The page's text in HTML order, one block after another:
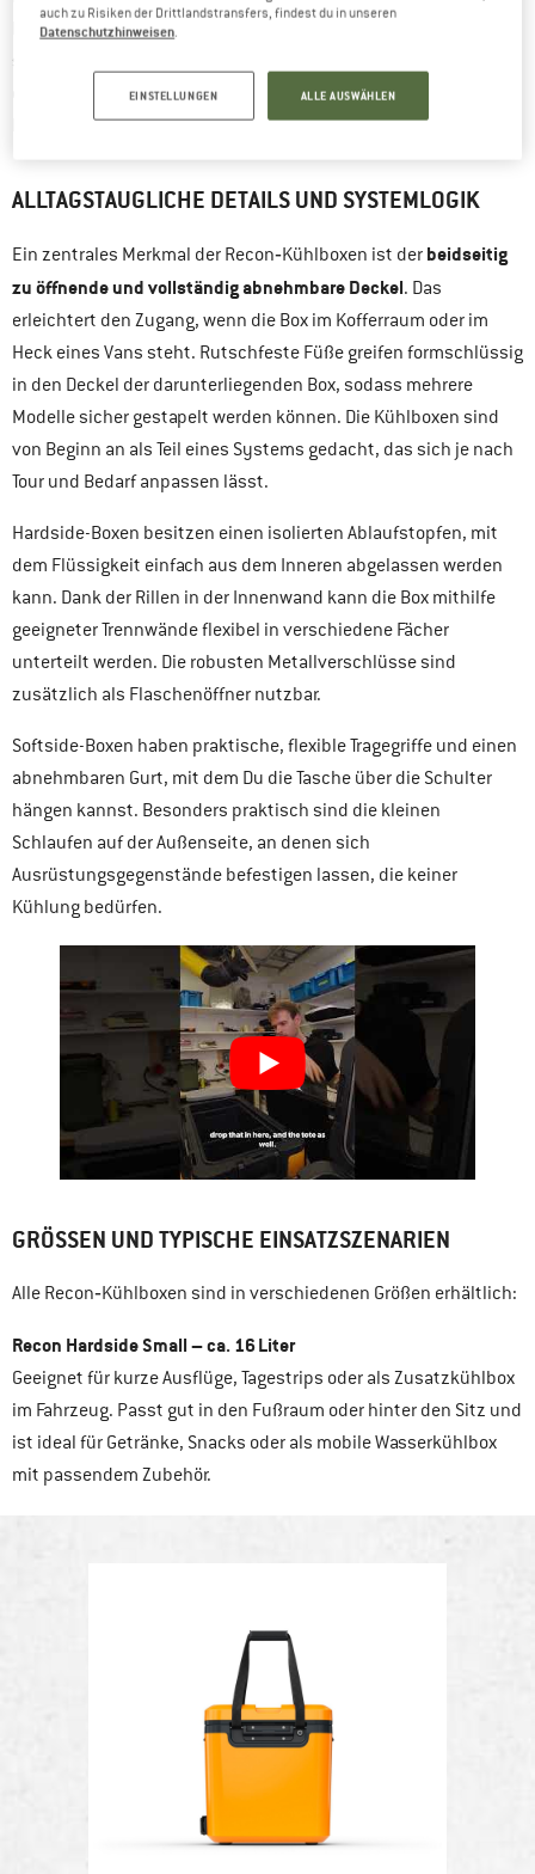
Kühlmöglichkeit im Fahrzeug. Ihre 25 mm FrostCore-Isolierung
des gleichen Systems und lassen sich im Fahrzeug auf die
Hardside-Boxen stapeln.
ALLTAGSTAUGLICHE DETAILS UND SYSTEMLOGIK
Ein zentrales Merkmal der Recon‑Kühlboxen ist der beidseitig
zu öffnende und vollständig abnehmbare Deckel. Das
erleichtert den Zugang, wenn die Box im Kofferraum oder im
Heck eines Vans steht. Rutschfeste Füße greifen formschlüssig
in den Deckel der darunterliegenden Box, sodass mehrere
Modelle sicher gestapelt werden können. Die Kühlboxen sind
von Beginn an als Teil eines Systems gedacht, das sich je nach
Tour und Bedarf anpassen lässt.
Hardside-Boxen besitzen einen isolierten Ablaufstopfen, mit
dem Flüssigkeit einfach aus dem Inneren abgelassen werden
kann. Dank der Rillen in der Innenwand kann die Box mithilfe
geeigneter Trennwände flexibel in verschiedene Fächer
unterteilt werden. Die robusten Metallverschlüsse sind
zusätzlich als Flaschenöffner nutzbar.
Softside-Boxen haben praktische, flexible Tragegriffe und einen
abnehmbaren Gurt, mit dem Du die Tasche über die Schulter
hängen kannst. Besonders praktisch sind die kleinen
Schlaufen auf der Außenseite, an denen sich
Ausrüstungsgegenstände befestigen lassen, die keiner
Kühlung bedürfen.
GRÖSSEN UND TYPISCHE EINSATZSZENARIEN
Alle Recon‑Kühlboxen sind in verschiedenen Größen erhältlich:
Recon Hardside Small – ca. 16 Liter
Geeignet für kurze Ausflüge, Tagestrips oder als Zusatzkühlbox
im Fahrzeug. Passt gut in den Fußraum oder hinter den Sitz und
ist ideal für Getränke, Snacks oder als mobile Wasserkühlbox
mit passendem Zubehör.
auch zu Risiken der Drittlandstransfers, findest du in unseren
Datenschutzhinweisen.
EINSTELLUNGEN ALLE AUSWÄHLEN